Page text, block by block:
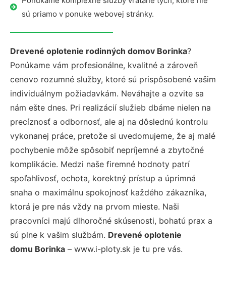
sú priamo v ponuke webovej stránky.
Drevené oplotenie rodinných domov Borinka?
Ponúkame vám profesionálne, kvalitné a zároveň
cenovo rozumné služby, ktoré sú prispôsobené vašim
individuálnym požiadavkám. Neváhajte a ozvite sa
nám ešte dnes. Pri realizácií služieb dbáme nielen na
precíznosť a odbornosť, ale aj na dôslednú kontrolu
vykonanej práce, pretože si uvedomujeme, že aj malé
pochybenie môže spôsobiť nepríjemné a zbytočné
komplikácie. Medzi naše firemné hodnoty patrí
spoľahlivosť, ochota, korektný prístup a úprimná
snaha o maximálnu spokojnosť každého zákazníka,
ktorá je pre nás vždy na prvom mieste. Naši
pracovníci majú dlhoročné skúsenosti, bohatú prax a
sú plne k vašim službám. Drevené oplotenie
domu Borinka – www.i-ploty.sk je tu pre vás.